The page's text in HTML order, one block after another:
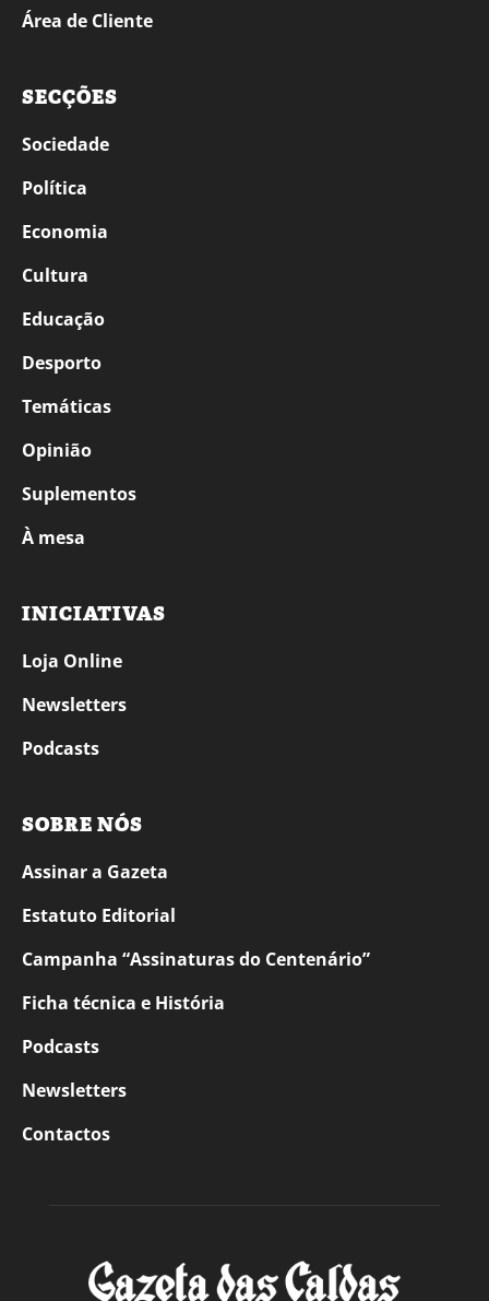
Área de Cliente
SECÇÕES
Sociedade
Política
Economia
Cultura
Educação
Desporto
Temáticas
Opinião
Suplementos
À mesa
INICIATIVAS
Loja Online
Newsletters
Podcasts
SOBRE NÓS
Assinar a Gazeta
Estatuto Editorial
Campanha “Assinaturas do Centenário”
Ficha técnica e História
Podcasts
Newsletters
Contactos